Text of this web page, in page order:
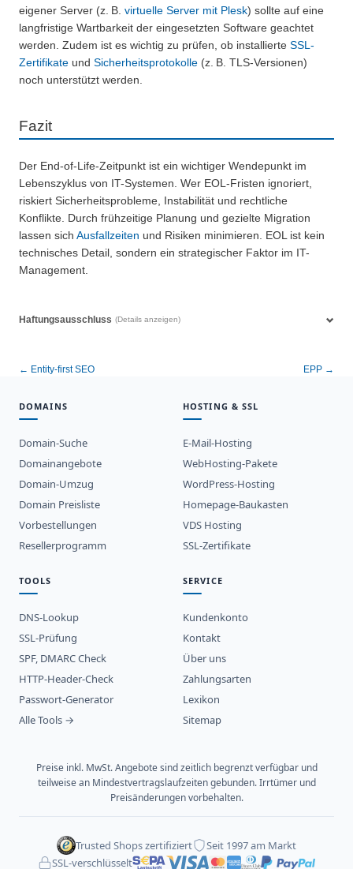
eigener Server (z. B. virtuelle Server mit Plesk) sollte auf eine
langfristige Wartbarkeit der eingesetzten Software geachtet
werden. Zudem ist es wichtig zu prüfen, ob installierte SSL-
Zertifikate und Sicherheitsprotokolle (z. B. TLS-Versionen)
noch unterstützt werden.
Fazit
Der End-of-Life-Zeitpunkt ist ein wichtiger Wendepunkt im
Lebenszyklus von IT-Systemen. Wer EOL-Fristen ignoriert,
riskiert Sicherheitsprobleme, Instabilität und rechtliche
Konflikte. Durch frühzeitige Planung und gezielte Migration
lassen sich Ausfallzeiten und Risiken minimieren. EOL ist kein
technisches Detail, sondern ein strategischer Faktor im IT-
Management.
Haftungsausschluss (Details anzeigen)
← Entity-first SEO EPP →
DOMAINS
Domain-Suche
Domainangebote
Domain-Umzug
Domain Preisliste
Vorbestellungen
Resellerprogramm
HOSTING & SSL
E-Mail-Hosting
WebHosting-Pakete
WordPress-Hosting
Homepage-Baukasten
VDS Hosting
SSL-Zertifikate
TOOLS
DNS-Lookup
SSL-Prüfung
SPF, DMARC Check
HTTP-Header-Check
Passwort-Generator
Alle Tools →
SERVICE
Kundenkonto
Kontakt
Über uns
Zahlungsarten
Lexikon
Sitemap
Preise inkl. MwSt. Angebote sind zeitlich begrenzt verfügbar und
teilweise an Mindestvertragslaufzeiten gebunden. Irrtümer und
Preisänderungen vorbehalten.
Trusted Shops zertifiziert
Seit 1997 am Markt
SSL-verschlüsselt